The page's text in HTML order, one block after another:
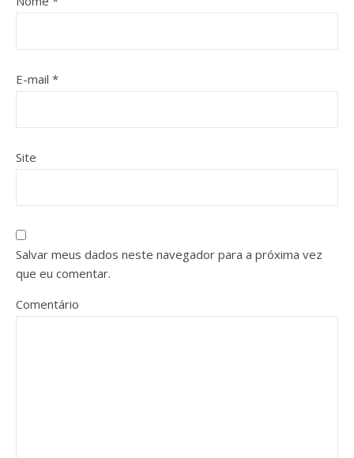
E-mail *
Site
Salvar meus dados neste navegador para a próxima vez
que eu comentar.
Comentário